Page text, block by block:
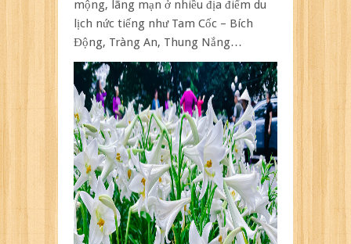
mộng, lãng mạn ở nhiều địa điểm du
lịch nức tiếng như Tam Cốc – Bích
Động, Tràng An, Thung Nắng…